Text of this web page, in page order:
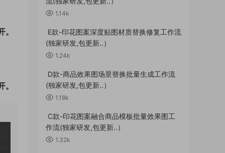
1.14k
E款-印花图案深度贴图材质替换修复工作流
(独家研发,包更新..）
1.24k
D款-商品效果图场景替换批量生成工作流
(独家研发,包更新..）
1.18k
C款-印花图案融合商品模板批量效果图工
作流(独家研发,包更新..）
1.32k